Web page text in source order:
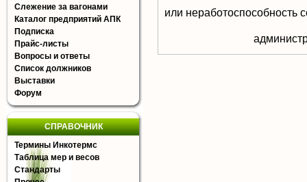
Слежение за вагонами
Каталог предприятий АПК
Подписка
Прайс-листы
Вопросы и ответы
Список должников
Выставки
Форум
СПРАВОЧНИК
Термины Инкотермс
Таблица мер и весов
Стандарты
или неработоспособность